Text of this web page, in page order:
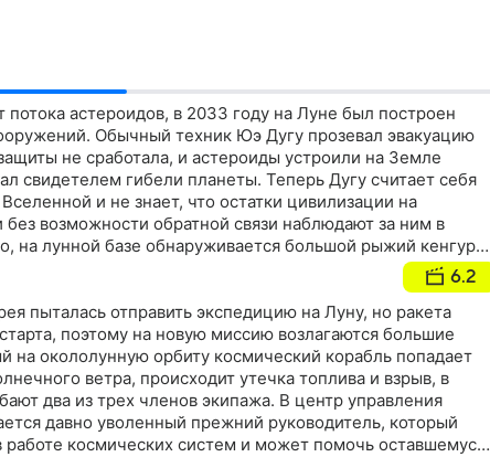
астероидов, в 2033 году на Луне был построен
Обычный техник Юэ Дугу прозевал эвакуацию
не сработала, и астероиды устроили на Земле
свидетелем гибели планеты. Теперь Дугу считает себя
и не знает, что остатки цивилизации на
возможности обратной связи наблюдают за ним в
на лунной базе обнаруживается большой рыжий кенгуру
6.2
пыталась отправить экспедицию на Луну, но ракета
поэтому на новую миссию возлагаются большие
окололунную орбиту космический корабль попадает
ветра, происходит утечка топлива и взрыв, в
два из трех членов экипажа. В центр управления
давно уволенный прежний руководитель, который
работе космических систем и может помочь оставшемуся